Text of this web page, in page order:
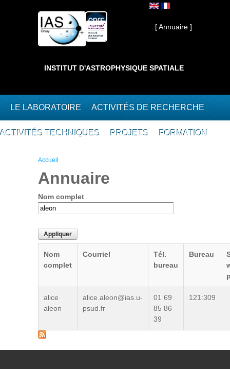
Interne ]
[ Annuaire ]
INSTITUT D'ASTROPHYSIQUE SPATIALE
LE LABORATOIRE ACTIVITÉS DE RECHERCHE
ACTIVITÉS TECHNIQUES PROJETS FORMATION
Vous êtes ici
Accueil
Annuaire
Nom complet
Nom
complet
Courriel
Tél.
bureau
Bureau
alice
aleon
alice.aleon@ias.u-
psud.fr
01 69
85 86
39
121:309